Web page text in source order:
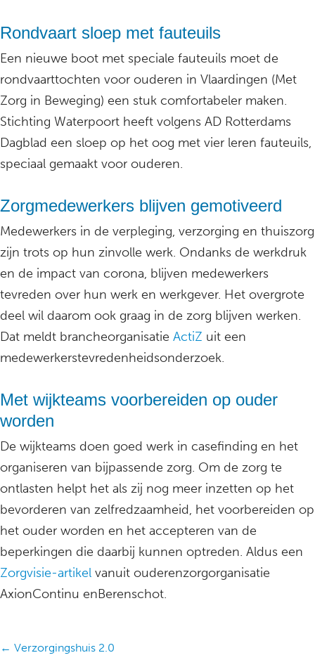
Rondvaart sloep met fauteuils
Een nieuwe boot met speciale fauteuils moet de
rondvaarttochten voor ouderen in Vlaardingen (Met
Zorg in Beweging) een stuk comfortabeler maken.
Stichting Waterpoort heeft volgens AD Rotterdams
Dagblad een sloep op het oog met vier leren fauteuils,
speciaal gemaakt voor ouderen.
Zorgmedewerkers blijven gemotiveerd
Medewerkers in de verpleging, verzorging en thuiszorg
zijn trots op hun zinvolle werk. Ondanks de werkdruk
en de impact van corona, blijven medewerkers
tevreden over hun werk en werkgever. Het overgrote
deel wil daarom ook graag in de zorg blijven werken.
Dat meldt brancheorganisatie ActiZ uit een
medewerkerstevredenheidsonderzoek.
Met wijkteams voorbereiden op ouder
worden
De wijkteams doen goed werk in casefinding en het
organiseren van bijpassende zorg. Om de zorg te
ontlasten helpt het als zij nog meer inzetten op het
bevorderen van zelfredzaamheid, het voorbereiden op
het ouder worden en het accepteren van de
beperkingen die daarbij kunnen optreden. Aldus een
Zorgvisie-artikel vanuit ouderenzorgorganisatie
AxionContinu enBerenschot.
Posts
← Verzorgingshuis 2.0